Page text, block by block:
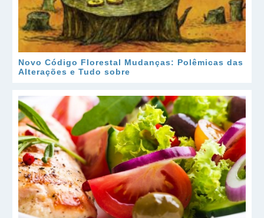
Novo Código Florestal Mudanças: Polêmicas das
Alterações e Tudo sobre